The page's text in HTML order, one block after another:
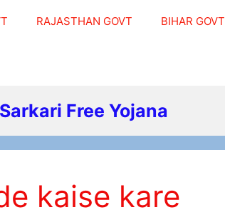
RAJASTHAN GOVT BIHAR GOVT
Sarkari Free Yojana
kaise kare